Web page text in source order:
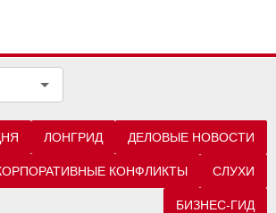
ЛОНГРИД ДЕЛОВЫЕ НОВОСТИ
КОНФЛИКТЫ СЛУХИ
БИЗНЕС-ГИД